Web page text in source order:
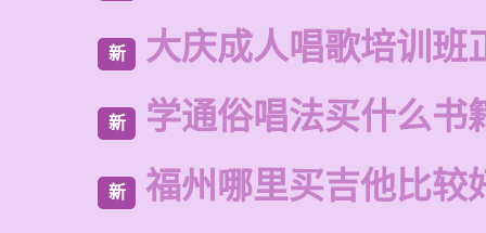
新 大庆成人唱歌培训班
新 学通俗唱法买什么书
新 福州哪里买吉他比较